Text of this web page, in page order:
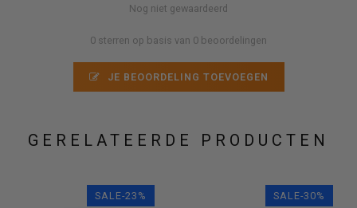
Nog niet gewaardeerd
0 sterren op basis van 0 beoordelingen
JE BEOORDELING TOEVOEGEN
GERELATEERDE PRODUCTEN
SALE-23% SALE-30%